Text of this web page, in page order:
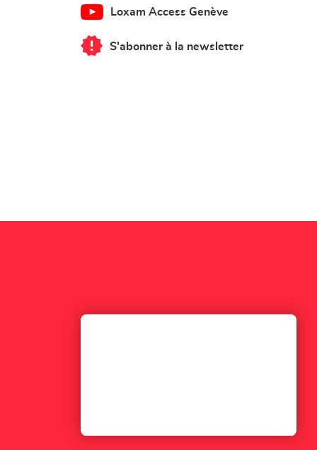
Loxam Access Genève
S'abonner à la newsletter
du